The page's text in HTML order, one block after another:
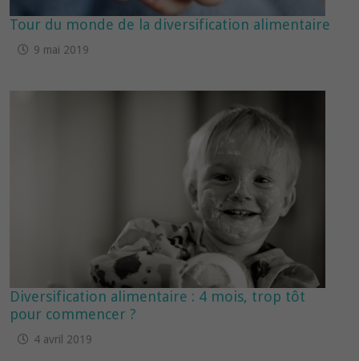
Tour du monde de la diversification alimentaire
9 mai 2019
Diversification alimentaire : 4 mois, trop tôt
pour commencer ?
4 avril 2019